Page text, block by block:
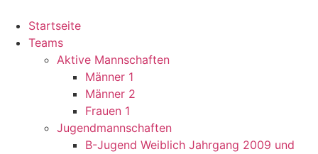
Startseite
Teams
Aktive Mannschaften
Männer 1
Männer 2
Frauen 1
Jugendmannschaften
B-Jugend Weiblich Jahrgang 2009 und